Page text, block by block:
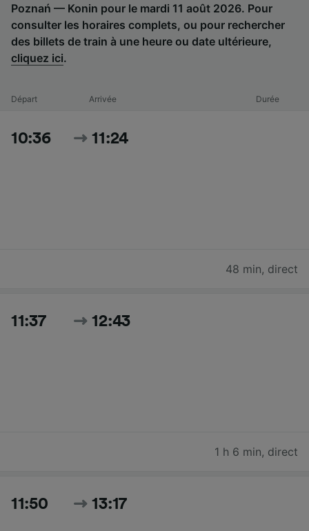
Poznań — Konin pour le mardi 11 août 2026. Pour
consulter les horaires complets, ou pour rechercher
des billets de train à une heure ou date ultérieure,
cliquez ici.
Départ Arrivée Durée
10:36 11:24
48 min, direct
11:37 12:43
1 h 6 min, direct
11:50 13:17